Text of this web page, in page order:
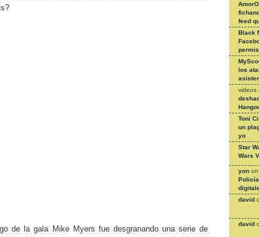
de la gala Mike Myers fue desgranando una serie de
feed
Black
los
videos
Toni
un
yo
Star
Wars
yon
david
david